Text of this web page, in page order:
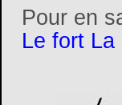
Pour en
Le fort La